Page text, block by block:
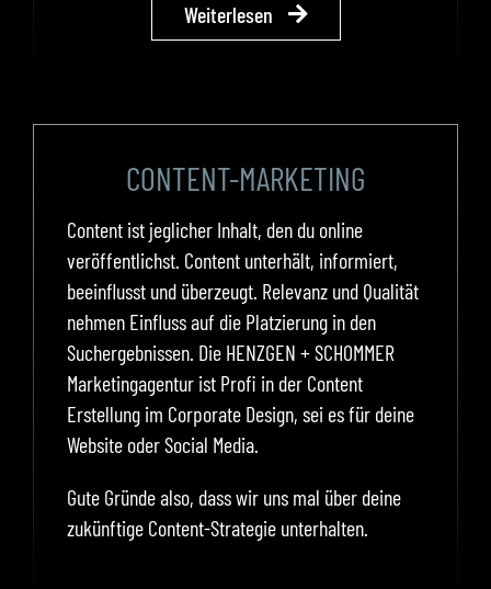
Weiterlesen
CONTENT-MARKETING
Content ist jeglicher Inhalt, den du online
veröffentlichst. Content unterhält, informiert,
beeinflusst und überzeugt. Relevanz und Qualität
nehmen Einfluss auf die Platzierung in den
Suchergebnissen. Die HENZGEN + SCHOMMER
Marketingagentur ist Profi in der Content
Erstellung im Corporate Design, sei es für deine
Website oder Social Media.
Gute Gründe also, dass wir uns mal über deine
zukünftige Content-Strategie unterhalten.